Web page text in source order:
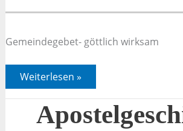
Gemeindegebet- göttlich wirksam
Apostelgeschichte
04,24-
33
Weiterlesen »